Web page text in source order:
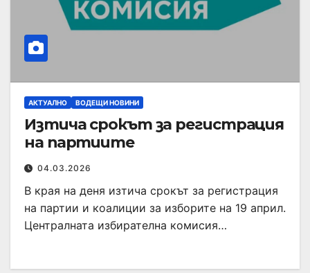
АКТУАЛНО ВОДЕЩИ НОВИНИ
Изтича срокът за регистрация
на партиите
04.03.2026
В края на деня изтича срокът за регистрация
на партии и коалиции за изборите на 19 април.
Централната избирателна комисия…